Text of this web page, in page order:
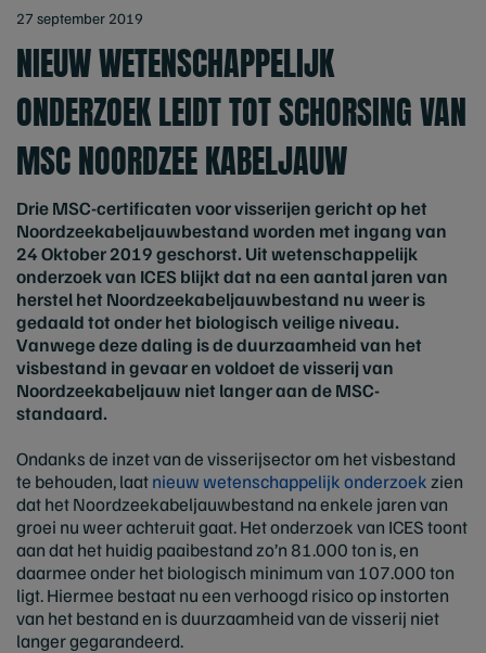
27 september 2019
NIEUW WETENSCHAPPELIJK
ONDERZOEK LEIDT TOT SCHORSING VAN
MSC NOORDZEE KABELJAUW
Drie MSC-certificaten voor visserijen gericht op het
Noordzeekabeljauwbestand worden met ingang van
24 Oktober 2019 geschorst. Uit wetenschappelijk
onderzoek van ICES blijkt dat na een aantal jaren van
herstel het Noordzeekabeljauwbestand nu weer is
gedaald tot onder het biologisch veilige niveau.
Vanwege deze daling is de duurzaamheid van het
visbestand in gevaar en voldoet de visserij van
Noordzeekabeljauw niet langer aan de MSC-
standaard.
Ondanks de inzet van de visserijsector om het visbestand
te behouden, laatnieuw wetenschappelijk onderzoekzien
dat het Noordzeekabeljauwbestand na enkele jaren van
groei nu weer achteruit gaat. Het onderzoek van ICES toont
aan dat het huidig paaibestand zo’n 81.000 ton is, en
daarmee onder het biologisch minimum van 107.000 ton
ligt. Hiermee bestaat nu een verhoogd risico op instorten
van het bestand en is duurzaamheid van de visserij niet
langer gegarandeerd.